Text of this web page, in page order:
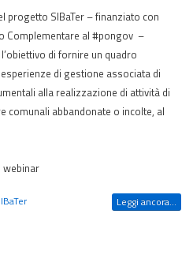
progetto SIBaTer – finanziato con
Complementare al #pongov –
di fornire un quadro
di gestione associata di
alla realizzazione di attività di
comunali abbandonate o incolte, al
webinar
Leggi ancora...